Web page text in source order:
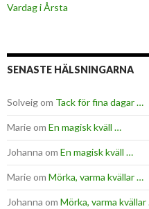
Vardag i Årsta
SENASTE HÄLSNINGARNA
Solveigom Tack för fina dagar …
Marieom En magisk kväll …
Johanna om En magisk kväll …
Marieom Mörka, varma kvällar …
Johanna om Mörka, varma